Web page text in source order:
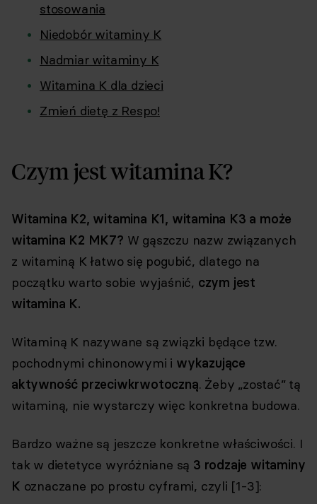
stosowania
Niedobór witaminy K
Nadmiar witaminy K
Witamina K dla dzieci
Zmień dietę z Respo!
Czym jest witamina K?
Witamina K2, witamina K1, witamina K3 a może
witamina K2 MK7? W gąszczu nazw związanych
z witaminą K łatwo się pogubić, dlatego na
początku warto sobie wyjaśnić, czym jest
witamina K.
Witaminą K nazywane są związki będące tzw.
pochodnymi chinonowymi i wykazujące
aktywność przeciwkrwotoczną. Żeby „zostać” tą
witaminą, nie wystarczy więc konkretna budowa.
Bardzo ważne są jeszcze konkretne właściwości. I
tak w dietetyce wyróżniane są 3 rodzaje witaminy
K oznaczane po prostu cyframi, czyli [1-3]: